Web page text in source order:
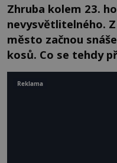
Zhruba kolem 23.
nevysvětlitelného.
město začnou
kosů. Co se tehdy
Reklama